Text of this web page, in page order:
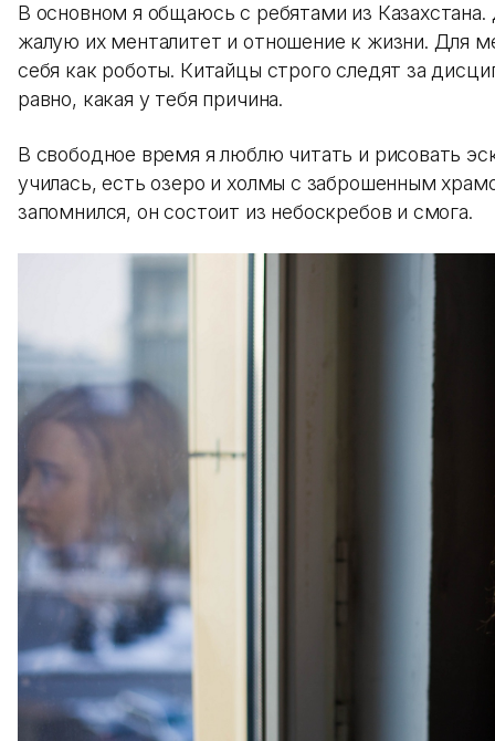
В основном я общаюсь с ребятами из
жалую их менталитет и отношение к жизни. Для
себя как роботы. Китайцы строго следят за
равно, какая у тебя причина.
В свободное время я люблю читать и рисовать
училась, есть озеро и холмы с заброшенным
запомнился, он состоит из небоскребов и смога.